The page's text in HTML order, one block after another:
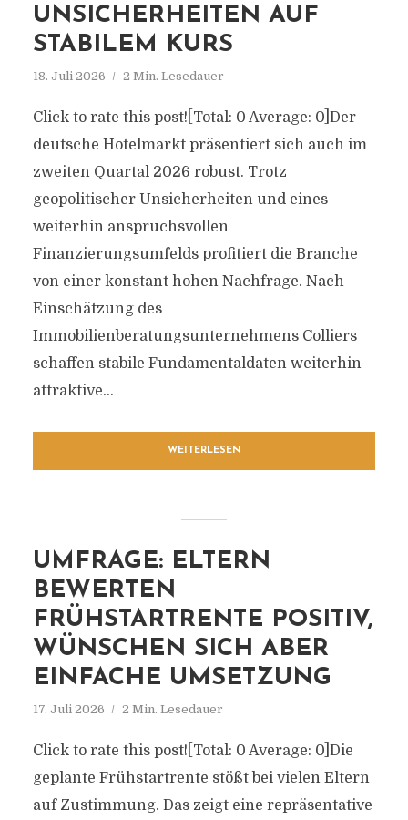
UNSICHERHEITEN AUF
STABILEM KURS
18. Juli 2026 2 Min. Lesedauer
Click to rate this post![Total: 0 Average: 0]Der
deutsche Hotelmarkt präsentiert sich auch im
zweiten Quartal 2026 robust. Trotz
geopolitischer Unsicherheiten und eines
weiterhin anspruchsvollen
Finanzierungsumfelds profitiert die Branche
von einer konstant hohen Nachfrage. Nach
Einschätzung des
Immobilienberatungsunternehmens Colliers
schaffen stabile Fundamentaldaten weiterhin
attraktive...
WEITERLESEN
UMFRAGE: ELTERN
BEWERTEN
FRÜHSTARTRENTE POSITIV,
WÜNSCHEN SICH ABER
EINFACHE UMSETZUNG
17. Juli 2026 2 Min. Lesedauer
Click to rate this post![Total: 0 Average: 0]Die
geplante Frühstartrente stößt bei vielen Eltern
auf Zustimmung. Das zeigt eine repräsentative